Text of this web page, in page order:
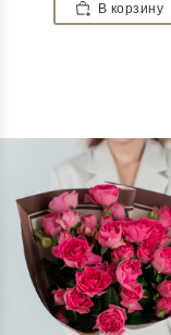
В корзину